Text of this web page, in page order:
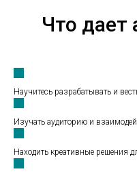
Что дает
Научитесь разрабатывать и
Изучать аудиторию и
Находить креативные решения